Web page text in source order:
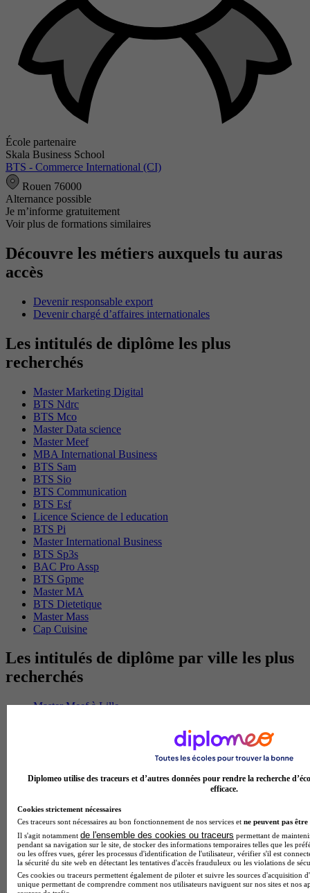
École partenaire
Skala Business School
BTS - Commerce International (CI)
Rouen 76000
Alternance possible
Je m’informe gratuitement
Voir plus de formations similaires
Découvre les métiers auxquels tu auras
accès
Devenir responsable export
Devenir chargé d’affaires internationales
Les intitulés de diplôme les plus
recherchés
Master Marketing Digital
BTS Ndrc
BTS Mco
Master Data science
Master Meef
MBA International Business
BTS Sam
BTS Sio
BTS Communication
BTS Esf
Licence Science de l education
BTS Pi
Master International Business
BTS Sp3s
BAC Pro Assp
BTS Gpme
Master MA
BTS Dietetique
Master Mass
Cap Cuisine
Les intitulés de diplôme par ville les plus
recherchés
Master Meef à Lille
Licence Psychologie à Toulouse
Master Psychologie à Montpellier
Master Meef à Lyon
Master Meef à Paris
BTS Tourisme à Bordeaux
BTS Tourisme à Lyon
BTS Tourisme à Paris
BTS Tourisme à Toulouse
Licence Psychologie à Lille
Diplomeo utilise des traceurs et d’autres données pour rendre la recherche
efficace.
Cookies strictement nécessaires
Ces traceurs sont nécessaires au bon fonctionnement de nos services et ne peuvent pas être
Il s'agit notamment de l'ensemble des cookies ou traceurs permettant de
pendant sa navigation sur le site, de stocker des informations temporaires telles que les
ou les offres vues, gérer les processus d'identification de l'utilisateur, vérifier s'il est
la sécurité du site web en détectant les tentatives d'accès frauduleux ou les violations de
Ces cookies ou traceurs permettent également de piloter et suivre les sources d'acquisition
unique permettant de comprendre comment nos utilisateurs naviguent sur nos sites et nos